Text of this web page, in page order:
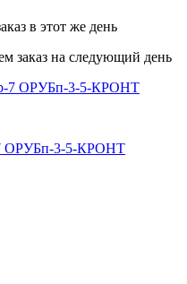
в этот же день
заказ на следующий день
7 ОРУБп-3-5-КРОНТ